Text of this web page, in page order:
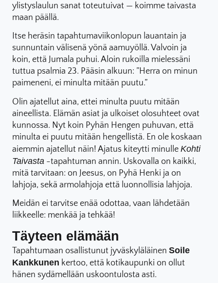
ylistyslaulun sanat toteutuivat — koimme taivasta
maan päällä.
Itse heräsin tapahtumaviikonlopun lauantain ja
sunnuntain välisenä yönä aamuyöllä. Valvoin ja
koin, että Jumala puhui. Aloin rukoilla mielessäni
tuttua psalmia 23. Pääsin alkuun: ”Herra on minun
paimeneni, ei minulta mitään puutu.”
Olin ajatellut aina, ettei minulta puutu mitään
aineellista. Elämän asiat ja ulkoiset olosuhteet ovat
kunnossa. Nyt koin Pyhän Hengen puhuvan, että
minulta ei puutu mitään hengellistä. En ole koskaan
aiemmin ajatellut näin! Ajatus kiteytti minulle Kohti
Taivasta -tapahtuman annin. Uskovalla on kaikki,
mitä tarvitaan: on Jeesus, on Pyhä Henki ja on
lahjoja, sekä armolahjoja että luonnollisia lahjoja.
Meidän ei tarvitse enää odottaa, vaan lähdetään
liikkeelle: menkää ja tehkää!
Täyteen elämään
Tapahtumaan osallistunut jyväskyläläinen Soile
Kankkunen kertoo, että kotikaupunki on ollut
hänen sydämellään uskoontulosta asti.